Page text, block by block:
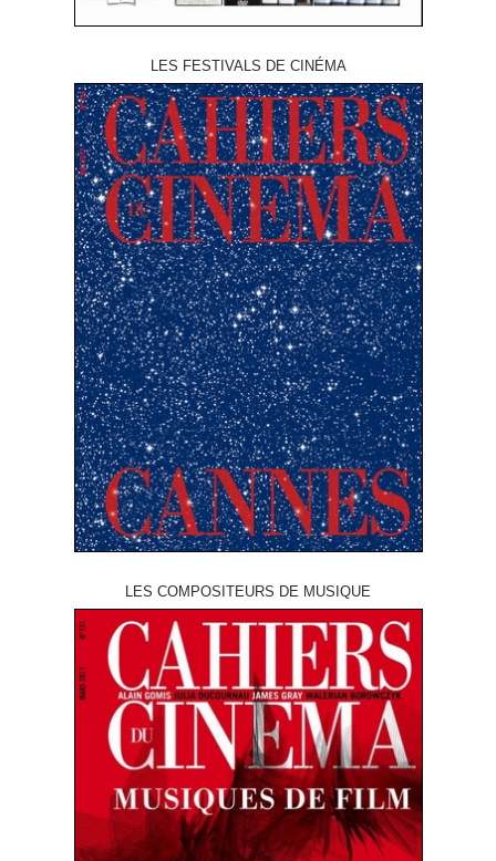
LES FESTIVALS DE CINÉMA
LES COMPOSITEURS DE MUSIQUE